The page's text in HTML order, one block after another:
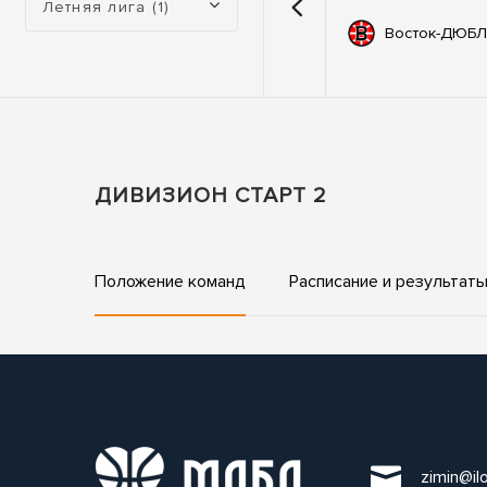
Летняя лига (1)
Восток-ДЮБЛ
ДИВИЗИОН СТАРТ 2
Положение команд Расписание и результаты